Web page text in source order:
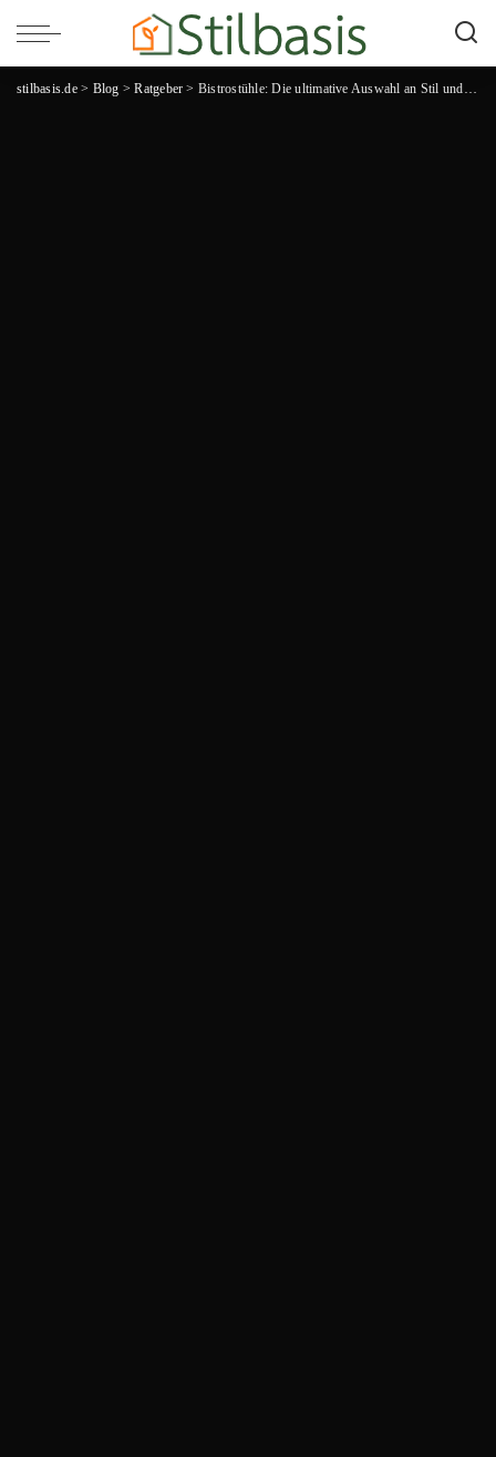
stilbasis.de> Blog >Ratgeber > Bistrostühle: Die ultimative Auswahl an Stil und Komfort für Ihr Restaurant!